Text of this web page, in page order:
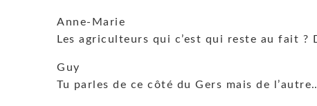
Anne-Marie
Les agriculteurs qui c’est qui reste au fait
Guy
Tu parles de ce côté du Gers mais de